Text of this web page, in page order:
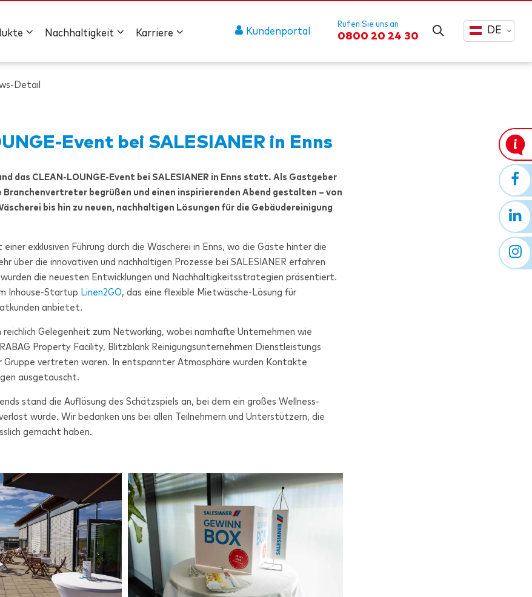
DE
Rufen Sie uns an
0800 20 24 30
Kundenportal
Nachhaltigkeit Karriere
Detail
Event bei SALESIANER in Enns
das CLEAN-LOUNGE-Event bei SALESIANER in Enns statt. Als Gastgeber
Branchenvertreter begrüßen und einen inspirierenden Abend gestalten – von
bis hin zu neuen, nachhaltigen Lösungen für die Gebäudereinigung
exklusiven Führung durch die Wäscherei in Enns, wo die Gäste hinter die
über die innovativen und nachhaltigen Prozesse bei SALESIANER erfahren
wurden die neuesten Entwicklungen und Nachhaltigkeitsstrategien präsentiert.
Inhouse-Startup Linen2GO, das eine flexible Mietwäsche-Lösung für
anbietet.
Gelegenheit zum Networking, wobei namhafte Unternehmen wie
Property Facility, Blitzblank Reinigungsunternehmen Dienstleistungs
Gruppe vertreten waren. In entspannter Atmosphäre wurden Kontakte
ausgetauscht.
stand die Auflösung des Schätzspiels an, bei dem ein großes Wellness-
wurde. Wir bedanken uns bei allen Teilnehmern und Unterstützern, die
gemacht haben.